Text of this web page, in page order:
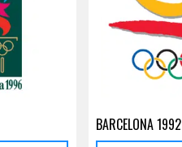
BARCELONA 1992